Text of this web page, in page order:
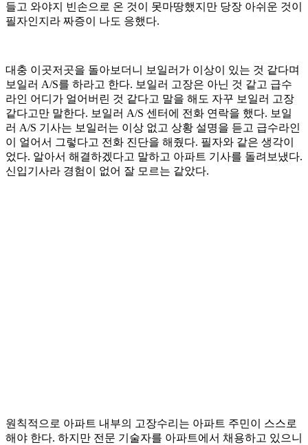
들고 와야지 빈손으로 온 것이 못마땅했지만 당장 아쉬운 것이
필자인지라 짜증이 나도 응했다.
대충 이곳저곳을 돌아보더니 보일러가 이상이 있는 것 같다며
보일러 A/S를 하라고 한다. 보일러 고장은 아닌 것 같고 급수
라인 어디가 얼어버린 것 같다고 말을 해도 자꾸 보일러 고장
같다고만 말한다. 보일러 A/S 센터에 전화 연락을 했다. 보일
러 A/S 기사는 보일러는 이상 없고 상황 설명을 듣고 급수라인
이 얼어서 그렇다고 전화 진단을 해줬다. 필자와 같은 생각이
었다. 알아서 해결하겠다고 말하고 아파트 기사를 돌려보냈다.
신입기사라 경험이 없어 잘 모르는 같았다.
원칙적으로 아파트 내부의 고장수리는 아파트 주민이 스스로
해야 한다. 하지만 전문 기술자를 아파트에서 채용하고 있으니